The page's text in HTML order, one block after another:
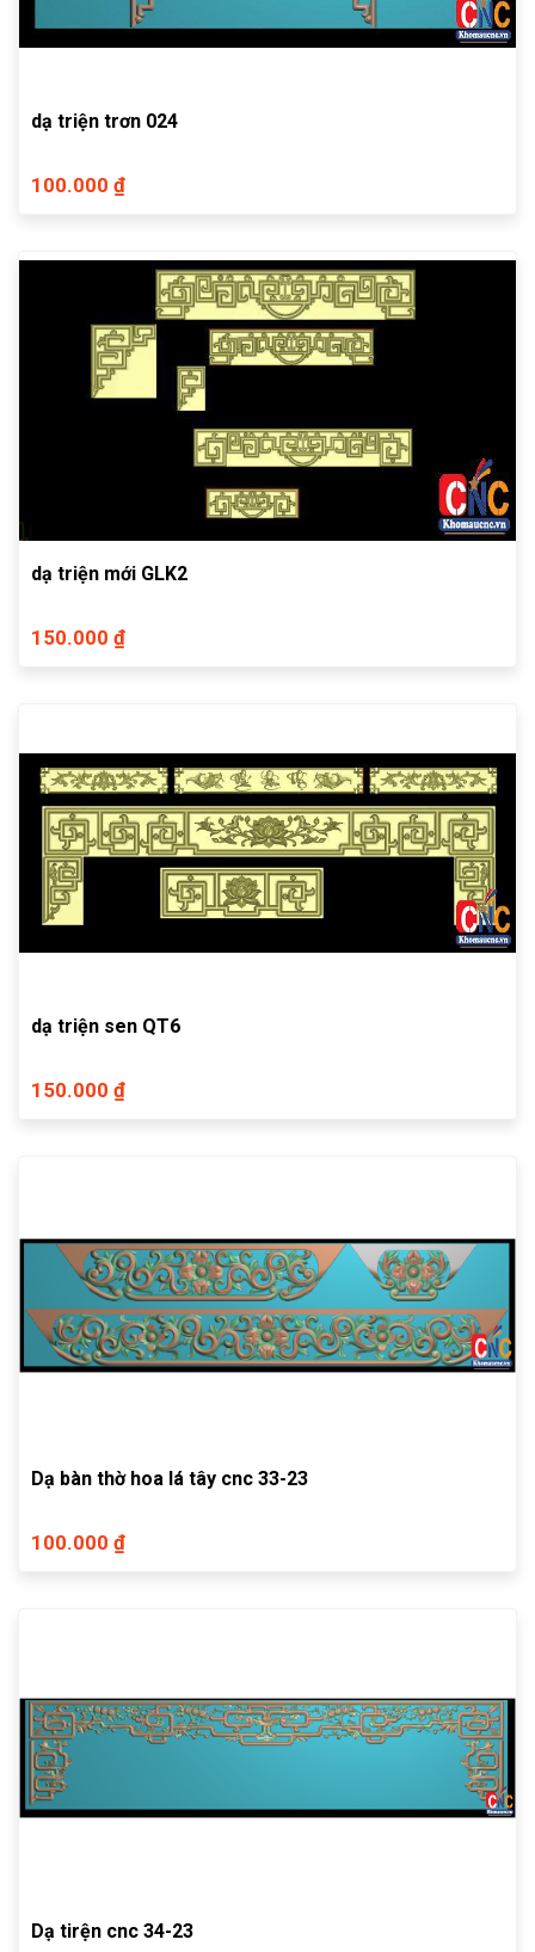
dạ triện trơn 024
100.000 ₫
dạ triện mới GLK2
150.000 ₫
dạ triện sen QT6
150.000 ₫
Dạ bàn thờ hoa lá tây cnc 33-23
100.000 ₫
Dạ tirện cnc 34-23